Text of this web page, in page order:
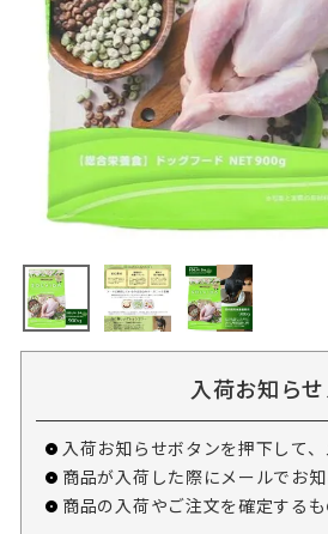
入荷お知ら
入荷お知らせボタンを押下して
商品が入荷した際にメールでお知
商品の入荷やご注文を確定するも